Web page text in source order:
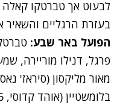
לבעוט אך טברטקו קאלה
בעזרת הרגליים והשאיר את 3 הנק'
הפועל באר שבע:
פרגל, דנילו מוריירה,
בלומשטיין (אוהד קדוסי, 56') וליאור אסולין.